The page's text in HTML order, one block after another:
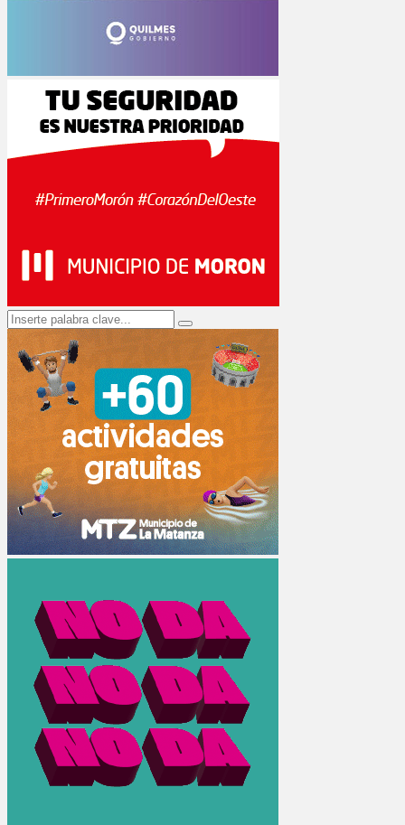
Search
for:
Search